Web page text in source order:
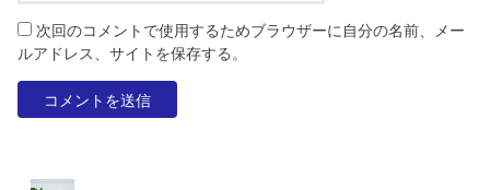
次回のコメントで使用するためブラウザーに自分の名前、メー
ルアドレス、サイトを保存する。